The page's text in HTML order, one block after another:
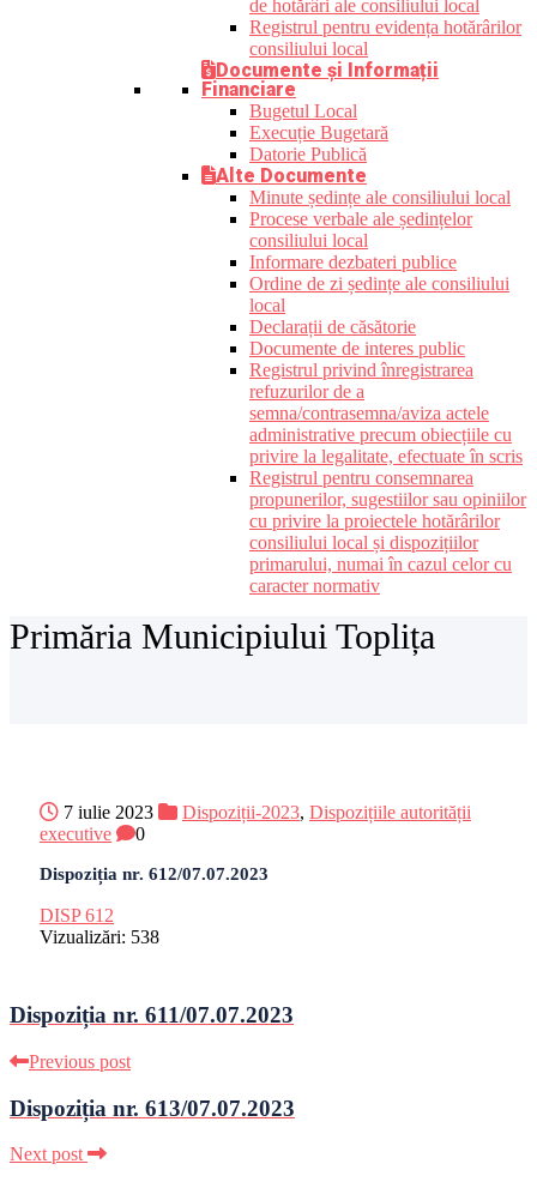
de hotărâri ale consiliului local
Registrul pentru evidența hotărârilor
consiliului local
Documente și Informații
Financiare
Bugetul Local
Execuție Bugetară
Datorie Publică
Alte Documente
Minute ședințe ale consiliului local
Procese verbale ale ședințelor
consiliului local
Informare dezbateri publice
Ordine de zi ședințe ale consiliului
local
Declarații de căsătorie
Documente de interes public
Registrul privind înregistrarea
refuzurilor de a
semna/contrasemna/aviza actele
administrative precum obiecțiile cu
privire la legalitate, efectuate în scris
Registrul pentru consemnarea
propunerilor, sugestiilor sau opiniilor
cu privire la proiectele hotărârilor
consiliului local și dispozițiilor
primarului, numai în cazul celor cu
caracter normativ
Primăria Municipiului Toplița
7 iulie 2023 Dispoziții-2023, Dispozițiile autorității
executive
0
Dispoziția nr. 612/07.07.2023
DISP 612
Vizualizări: 538
Dispoziția nr. 611/07.07.2023
Previous post
Dispoziția nr. 613/07.07.2023
Next post